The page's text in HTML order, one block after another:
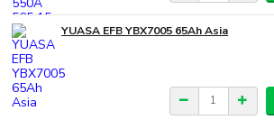
YUASA EFB YBX7005 65Ah Asia